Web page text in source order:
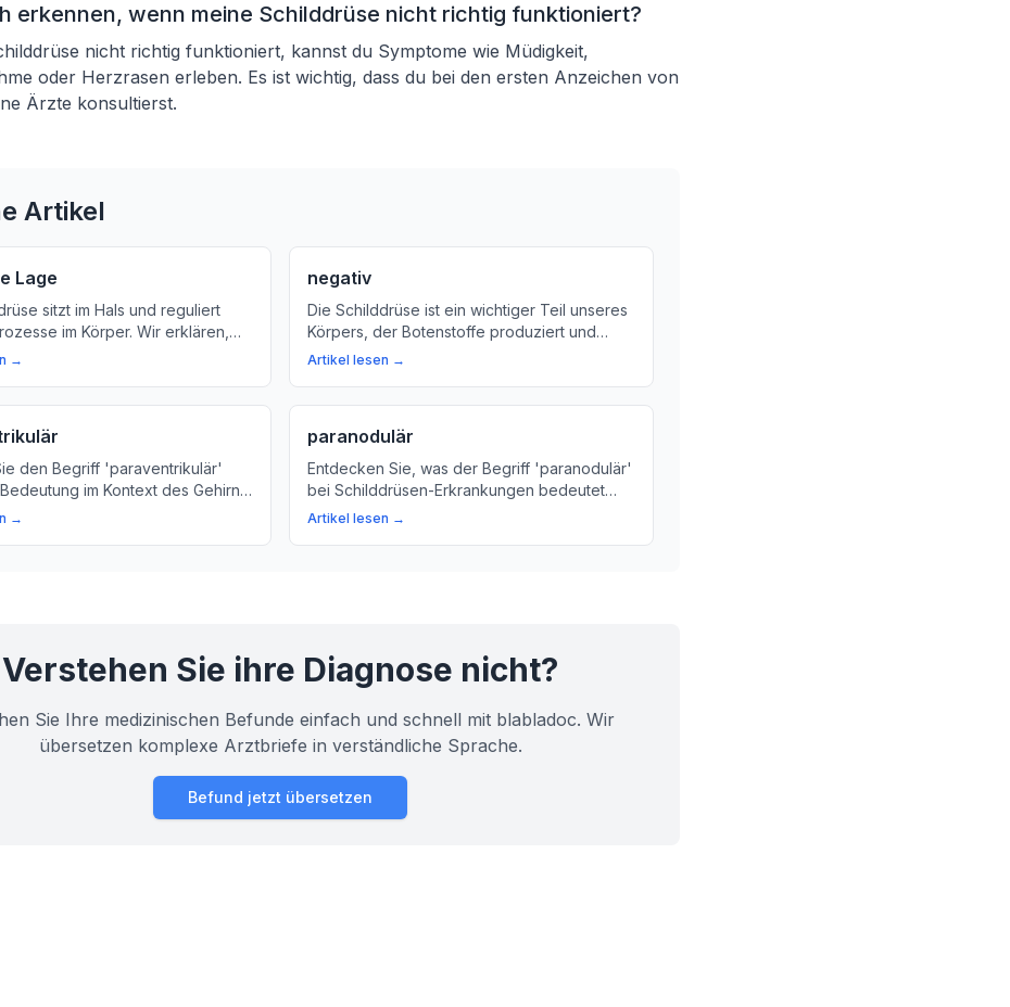
erkennen, wenn meine Schilddrüse nicht richtig funktioniert?
nicht richtig funktioniert, kannst du Symptome wie Müdigkeit,
oder Herzrasen erleben. Es ist wichtig, dass du bei den ersten Anzeichen von
Ärzte konsultierst.
Artikel
Lage
sitzt im Hals und reguliert
im Körper. Wir erklären,
Lage bedeutet und warum
→
negativ
Die Schilddrüse ist ein wichtiger Teil unseres
Körpers, der Botenstoffe produziert und
reguliert. Erfahren Sie mehr über die
Artikel lesen →
den Begriff 'paraventrikulär'
im Kontext des Gehirns.
wie wichtig diese kleinen
→
paranodulär
Entdecken Sie, was der Begriff 'paranodulär'
bei Schilddrüsen-Erkrankungen bedeutet
und wie Knoten in der Schilddrüse Ihre
Artikel lesen →
Verstehen Sie ihre Diagnose nicht?
Sie Ihre medizinischen Befunde einfach und schnell mit blabladoc. Wir
übersetzen komplexe Arztbriefe in verständliche Sprache.
Befund jetzt übersetzen